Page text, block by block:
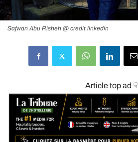
Safwan Abu Risheh @ credit linkedin
Article top ad ☟